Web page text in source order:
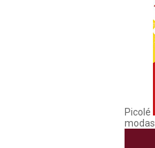
Picolé
modas